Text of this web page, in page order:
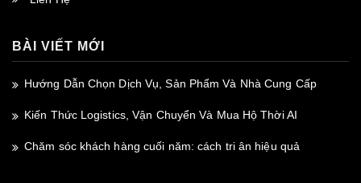
BÀI VIẾT MỚI
Hướng Dẫn Chọn Dịch Vụ, Sản Phẩm Và Nhà Cung Cấp
Kiến Thức Logistics, Vận Chuyển Và Mua Hộ Thời AI
Chăm sóc khách hàng cuối năm: cách tri ân hiệu quả